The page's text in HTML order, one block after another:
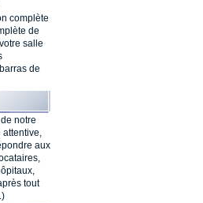
complète
de
salle
de
notre
attentive,
aux
tout